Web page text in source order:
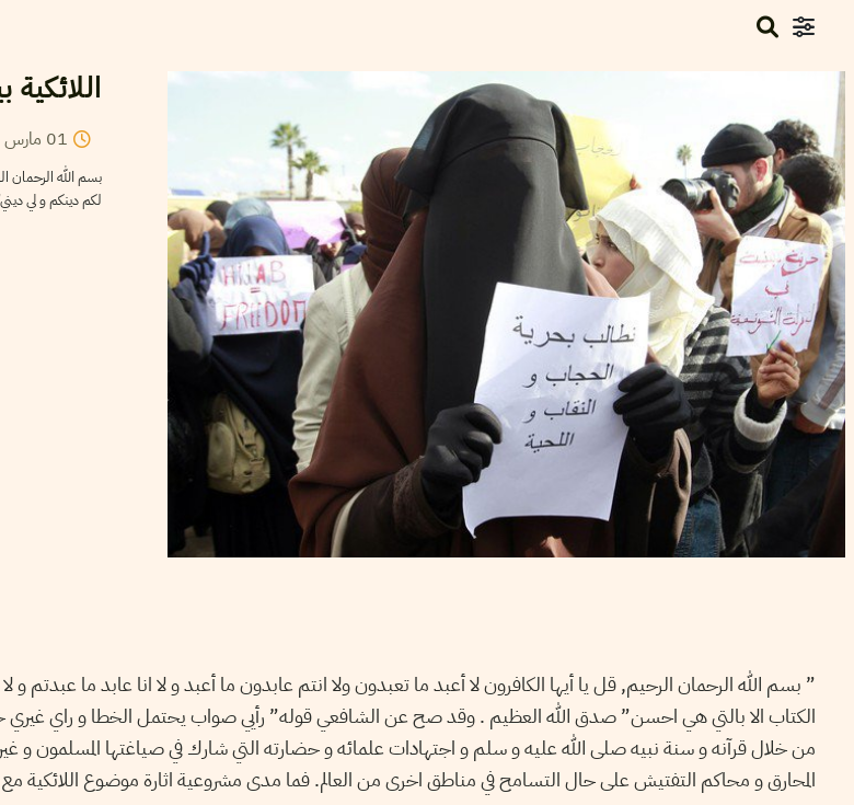
اللائكية
01 مارس
بسم الله الرحمان
لكم دينكم و لي
” بسم الله الرحمان الرحيم, قل يا أيها الكافرون لا أعبد ما تعبدون ولا انتم عابدون ما أعبد و لا انا عابد ما عبدتم
الكتاب الا بالتي هي احسن” صدق الله العظيم . وقد صح عن الشافعي قوله” رأيي صواب يحتمل الخطا و راي
من خلال قرآنه و سنة نبيه صلى الله عليه و سلم و اجتهادات علمائه و حضارته التي شارك في صياغتها المسلمون
المحارق و محاكم التفتيش على حال التسامح في مناطق اخرى من العالم. فما مدى مشروعية اثارة موضوع اللائكية مع